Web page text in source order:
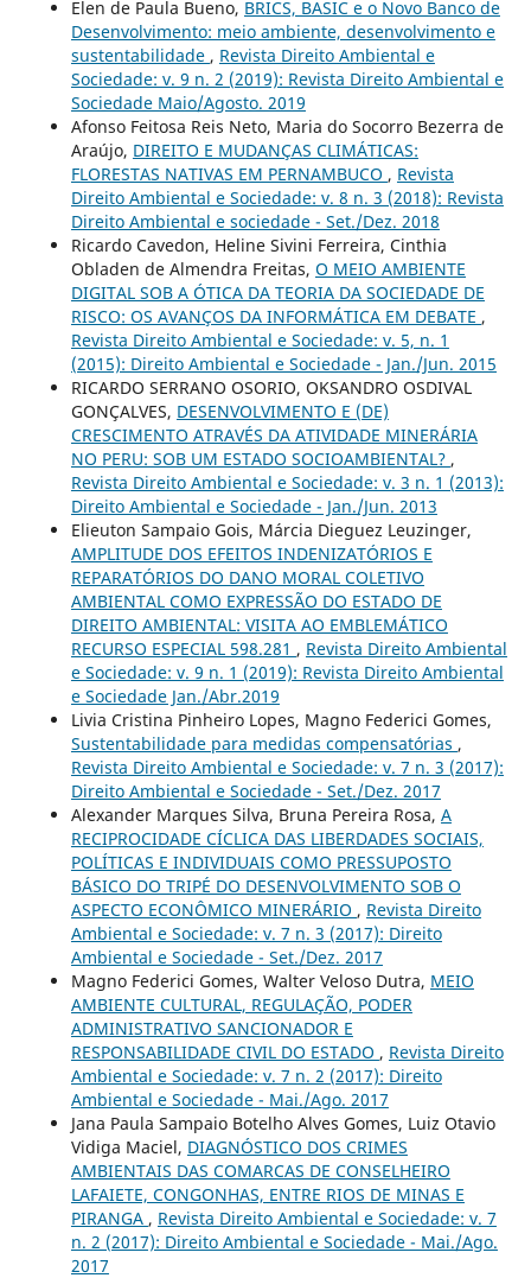
Elen de Paula Bueno, BRICS, BASIC e o Novo Banco de
Desenvolvimento: meio ambiente, desenvolvimento e
sustentabilidade , Revista Direito Ambiental e
Sociedade: v. 9 n. 2 (2019): Revista Direito Ambiental e
Sociedade Maio/Agosto. 2019
Afonso Feitosa Reis Neto, Maria do Socorro Bezerra de
Araújo, DIREITO E MUDANÇAS CLIMÁTICAS:
FLORESTAS NATIVAS EM PERNAMBUCO , Revista
Direito Ambiental e Sociedade: v. 8 n. 3 (2018): Revista
Direito Ambiental e sociedade - Set./Dez. 2018
Ricardo Cavedon, Heline Sivini Ferreira, Cinthia
Obladen de Almendra Freitas, O MEIO AMBIENTE
DIGITAL SOB A ÓTICA DA TEORIA DA SOCIEDADE DE
RISCO: OS AVANÇOS DA INFORMÁTICA EM DEBATE ,
Revista Direito Ambiental e Sociedade: v. 5, n. 1
(2015): Direito Ambiental e Sociedade - Jan./Jun. 2015
RICARDO SERRANO OSORIO, OKSANDRO OSDIVAL
GONÇALVES, DESENVOLVIMENTO E (DE)
CRESCIMENTO ATRAVÉS DA ATIVIDADE MINERÁRIA
NO PERU: SOB UM ESTADO SOCIOAMBIENTAL? ,
Revista Direito Ambiental e Sociedade: v. 3 n. 1 (2013):
Direito Ambiental e Sociedade - Jan./Jun. 2013
Elieuton Sampaio Gois, Márcia Dieguez Leuzinger,
AMPLITUDE DOS EFEITOS INDENIZATÓRIOS E
REPARATÓRIOS DO DANO MORAL COLETIVO
AMBIENTAL COMO EXPRESSÃO DO ESTADO DE
DIREITO AMBIENTAL: VISITA AO EMBLEMÁTICO
RECURSO ESPECIAL 598.281 , Revista Direito Ambiental
e Sociedade: v. 9 n. 1 (2019): Revista Direito Ambiental
e Sociedade Jan./Abr.2019
Livia Cristina Pinheiro Lopes, Magno Federici Gomes,
Sustentabilidade para medidas compensatórias ,
Revista Direito Ambiental e Sociedade: v. 7 n. 3 (2017):
Direito Ambiental e Sociedade - Set./Dez. 2017
Alexander Marques Silva, Bruna Pereira Rosa, A
RECIPROCIDADE CÍCLICA DAS LIBERDADES SOCIAIS,
POLÍTICAS E INDIVIDUAIS COMO PRESSUPOSTO
BÁSICO DO TRIPÉ DO DESENVOLVIMENTO SOB O
ASPECTO ECONÔMICO MINERÁRIO , Revista Direito
Ambiental e Sociedade: v. 7 n. 3 (2017): Direito
Ambiental e Sociedade - Set./Dez. 2017
Magno Federici Gomes, Walter Veloso Dutra, MEIO
AMBIENTE CULTURAL, REGULAÇÃO, PODER
ADMINISTRATIVO SANCIONADOR E
RESPONSABILIDADE CIVIL DO ESTADO , Revista Direito
Ambiental e Sociedade: v. 7 n. 2 (2017): Direito
Ambiental e Sociedade - Mai./Ago. 2017
Jana Paula Sampaio Botelho Alves Gomes, Luiz Otavio
Vidiga Maciel, DIAGNÓSTICO DOS CRIMES
AMBIENTAIS DAS COMARCAS DE CONSELHEIRO
LAFAIETE, CONGONHAS, ENTRE RIOS DE MINAS E
PIRANGA , Revista Direito Ambiental e Sociedade: v. 7
n. 2 (2017): Direito Ambiental e Sociedade - Mai./Ago.
2017